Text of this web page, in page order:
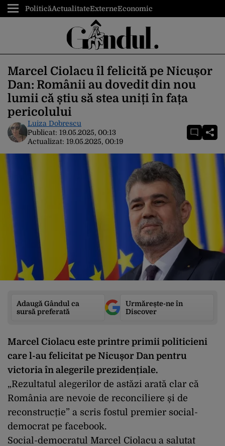
PoliticăActualitateExterneEconomic
Marcel Ciolacu îl felicită pe Nicușor
Dan: Românii au dovedit din nou
lumii că știu să stea uniți în fața
pericolului
Luiza Dobrescu
Publicat: 19.05.2025, 00:13
Actualizat: 19.05.2025, 00:19
Adaugă Gândul ca
sursă preferată
Urmărește-ne în
Discover
Marcel Ciolacu este printre primii politicieni
care l-au felicitat pe Nicușor Dan pentru
victoria în alegerile prezidențiale.
„Rezultatul alegerilor de astăzi arată clar că
România are nevoie de reconciliere și de
reconstrucție” a scris fostul premier social-
democrat pe facebook.
Social-democratul Marcel Ciolacu a salutat